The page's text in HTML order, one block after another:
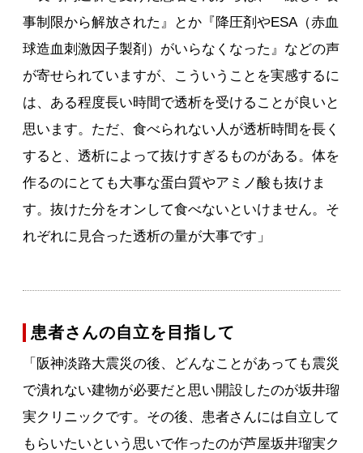
事制限から解放された』とか『降圧剤やESA（赤血
球造血刺激因子製剤）がいらなくなった』などの声
が寄せられていますが、こういうことを実感するに
は、ある程度長い時間で透析を受けることが良いと
思います。ただ、食べられない人が透析時間を長く
すると、透析によって抜けすぎるものがある。体を
作るのにとても大事な蛋白質やアミノ酸も抜けま
す。抜けた分をオンして食べないといけません。そ
れぞれに見合った透析の量が大事です」
患者さんの自立を目指して
「阪神淡路大震災の後、どんなことがあっても震災
で潰れない建物が必要だと思い開設したのが坂井瑠
実クリニックです。その後、患者さんには自立して
もらいたいという思いで作ったのが芦屋坂井瑠実ク